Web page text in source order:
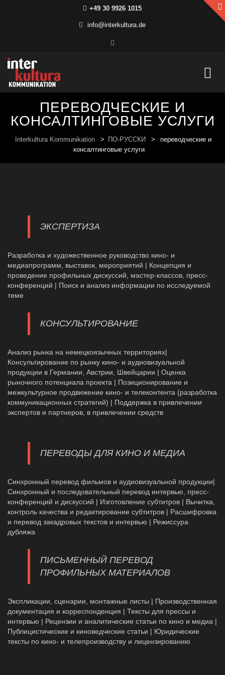
+49 30 9926 1015
info@interkultura.de
content
ПЕРЕВОДЧЕСКИЕ И
КОНСАЛТИНГОВЫЕ УСЛУГИ
Interkultura Kommunikation > ПО-РУССКИ >
переводческие и
консалтинговые услуги
ЭКСПЕРТИЗА
Разработка и художественное руководство кино- и
медиапрограмм, выставок, мероприятий | Концепция и
проведение профильных дискуссий, мастер-классов, пресс-
конференций | Поиск и анализ информации по исследуемой
теме
КОНСУЛЬТИРОВАНИЕ
Анализ рынка на немецкоязычных территориях|
Консультирование по рынку кино- и аудиовизуальной
продукции в Германии, Австрии, Швейцарии | Оценка
рыночного потенциала проекта | Позиционирование и
межкультурное продвижение кино- и телеконтента (разработка
коммуникационных стратегий) | Поддержка в привлечении
экспертов и партнеров, в привлечении средств
ПЕРЕВОДЫ ДЛЯ КИНО И МЕДИА
Синхронный перевод фильмов и аудиовизуальной продукции|
Синхронный и последовательный перевод интервью, пресс-
конференций и дискуссий | Изготовление субтитров | Вычитка,
контроль качества и редактирование субтитров | Расшифровка
и перевод закадровых текстов и интервью | Режиссура
дубляжа
ПИСЬМЕННЫЙ ПЕРЕВОД
ПРОФИЛЬНЫХ МАТЕРИАЛОВ
Экспликации, сценарии, монтажные листы | Производственная
документация и корреспонденция | Тексты для прессы и
интервью | Рецензии и аналитические статьи по кино и медиа |
Публицистические и киноведческие статьи | Юридические
тексты по кино- и телепроизводству и лицензированию